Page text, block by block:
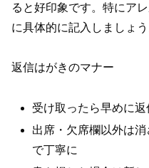
ると好印象です。特にア
に具体的に記入しましょう
返信はがきのマナー
受け取ったら早めに返
出席・欠席欄以外は
で丁寧に